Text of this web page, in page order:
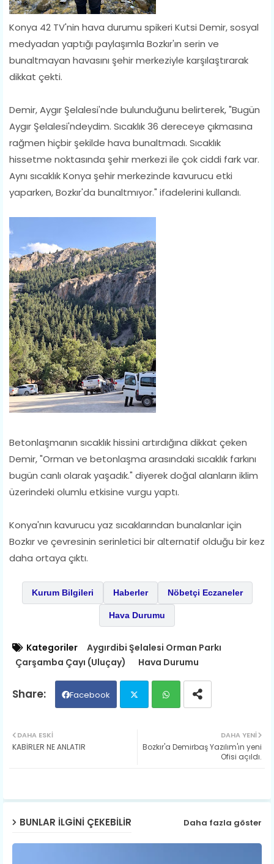
Konya 42 TV'nin hava durumu spikeri Kutsi Demir, sosyal
medyadan yaptığı paylaşımla Bozkır'ın serin ve
bunaltmayan havasını şehir merkeziyle karşılaştırarak
dikkat çekti.
Demir, Aygır Şelalesi'nde bulunduğunu belirterek, "Bugün
Aygır Şelalesi'ndeydim. Sıcaklık 36 dereceye çıkmasına
rağmen hiçbir şekilde hava bunaltmadı. Sıcaklık
hissetme noktasında şehir merkezi ile çok ciddi fark var.
Aynı sıcaklık Konya şehir merkezinde kavurucu etki
yaparken, Bozkır'da bunaltmıyor." ifadelerini kullandı.
Betonlaşmanın sıcaklık hissini artırdığına dikkat çeken
Demir, "Orman ve betonlaşma arasındaki sıcaklık farkını
bugün canlı olarak yaşadık." diyerek doğal alanların iklim
üzerindeki olumlu etkisine vurgu yaptı.
Konya'nın kavurucu yaz sıcaklarından bunalanlar için
Bozkır ve çevresinin serinletici bir alternatif olduğu bir kez
daha ortaya çıktı.
Kurum Bilgileri Haberler Nöbetçi Eczaneler
Hava Durumu
Kategoriler
Aygırdibi Şelalesi Orman Parkı
Çarşamba Çayı (Uluçay)
Hava Durumu
Facebook
ats
p
DAHA YENI
Bozkır'a Demirbaş Yazılım'ın yeni
Ofisi açıldı.
DAHA ESKI
KABİRLER NE ANLATIR
BUNLAR ILGINI ÇEKEBILIR Daha fazla göster